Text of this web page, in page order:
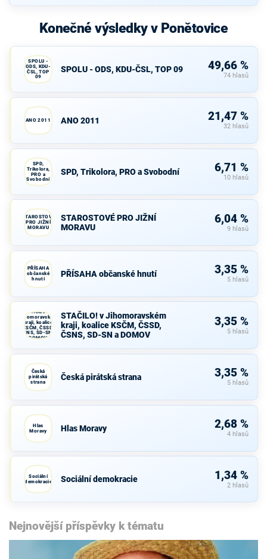
Konečné výsledky v Ponětovice
SPOLU -
ODS, KDU-
ČSL, TOP
09
SPOLU - ODS, KDU-ČSL, TOP 09 49,66 %
74 hlasů
ANO 2011 ANO 2011 21,47 %
32 hlasů
SPD,
Trikolora,
PRO a
Svobodní
SPD, Trikolora, PRO a Svobodní 6,71 %
10 hlasů
STAROSTOVÉ
PRO JIŽNÍ
MORAVU
STAROSTOVÉ PRO JIŽNÍ
MORAVU
6,04 %
9 hlasů
PŘÍSAHA
občanské
hnutí
PŘÍSAHA občanské hnutí 3,35 %
5 hlasů
STAČILO! v
Jihomoravském
kraji, koalice
KSČM, ČSSD,
ČSNS, SD-SN a
DOMOV
STAČILO! v Jihomoravském
kraji, koalice KSČM, ČSSD,
ČSNS, SD-SN a DOMOV
3,35 %
5 hlasů
Česká
pirátská
strana
Česká pirátská strana 3,35 %
5 hlasů
Hlas
Moravy
Hlas Moravy 2,68 %
4 hlasů
Sociální
demokracie
Sociální demokracie 1,34 %
2 hlasů
Nejnovější příspěvky k tématu